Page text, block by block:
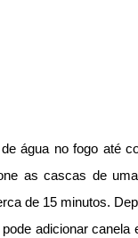
água no fogo até
as cascas de
de 15 minutos.
adicionar canela